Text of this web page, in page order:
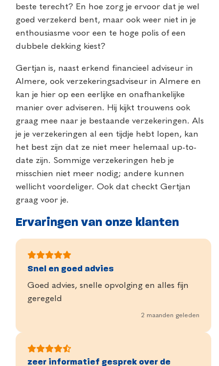
beste terecht? En hoe zorg je ervoor dat je wel
goed verzekerd bent, maar ook weer niet in je
enthousiasme voor een te hoge polis of een
dubbele dekking kiest?
Gertjan is, naast erkend financieel adviseur in
Almere, ook verzekeringsadviseur in Almere en
kan je hier op een eerlijke en onafhankelijke
manier over adviseren. Hij kijkt trouwens ook
graag mee naar je bestaande verzekeringen. Als
je je verzekeringen al een tijdje hebt lopen, kan
het best zijn dat ze niet meer helemaal up-to-
date zijn. Sommige verzekeringen heb je
misschien niet meer nodig; andere kunnen
wellicht voordeliger. Ook dat checkt Gertjan
graag voor je.
Ervaringen van onze klanten
Snel en goed advies
Goed advies, snelle opvolging en alles fijn
geregeld
2 maanden geleden
zeer informatief gesprek over de